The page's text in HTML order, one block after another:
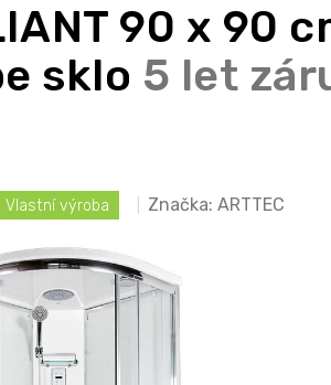
90 x 90
sklo 5 let
Vlastní výroba Značka: ARTTEC